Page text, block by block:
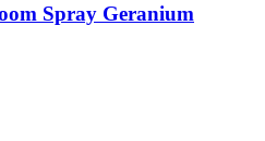
Spray Geranium